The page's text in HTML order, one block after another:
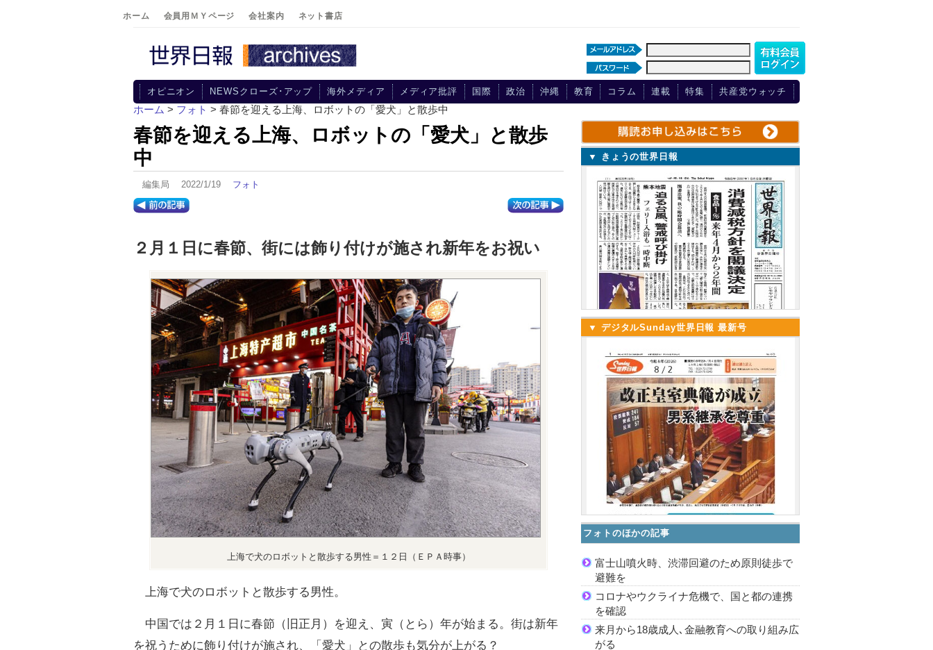
ホーム 会員用ＭＹページ 会社案内 ネット書店
オピニオン NEWSクローズ･アップ 海外メディア メディア批評 国際 政治 沖縄 教育 コラム 連載 特集 共産党ウォッチ
ホーム > フォト > 春節を迎える上海、ロボットの「愛犬」と散歩中
春節を迎える上海、ロボットの「愛犬」と散歩
中
編集局 2022/1/19 フォト
２月１日に春節、街には飾り付けが施され新年をお祝い
上海で犬のロボットと散歩する男性＝１２日（ＥＰＡ時事）
上海で犬のロボットと散歩する男性。
中国では２月１日に春節（旧正月）を迎え、寅（とら）年が始まる。街は新年
を祝うために飾り付けが施され、「愛犬」との散歩も気分が上がる？
▼ きょうの世界日報
▼ デジタルSunday世界日報 最新号
フォトのほかの記事
富士山噴火時、渋滞回避のため原則徒歩で
避難を
コロナやウクライナ危機で、国と都の連携
を確認
来月から18歳成人､金融教育への取り組み広
がる